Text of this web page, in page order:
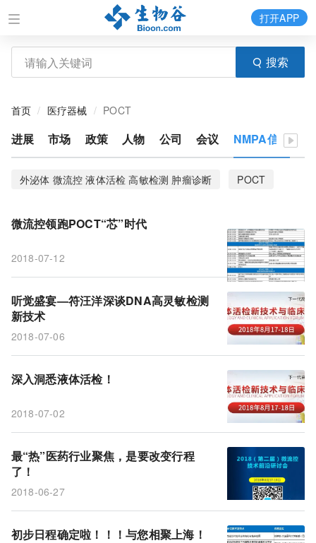
搜索
打开APP
首页 医疗器械 POCT
进展 市场 政策 人物 公司 会议 NMPA信息
外泌体 微流控 液体活检 高敏检测 肿瘤诊断
POCT
液体活检 微流控 外泌体
液体活检 微流控 外泌体 高敏检测
外泌体 微流控 液体活检 体外诊断 检测
微流控
微流控领跑POCT“芯”时代
2018-07-12
听觉盛宴—符汪洋深谈DNA高灵敏检测
新技术
2018-07-06
深入洞悉液体活检！
2018-07-02
最“热”医药行业聚焦，是要改变行程
了！
2018-06-27
初步日程确定啦！！！与您相聚上海！